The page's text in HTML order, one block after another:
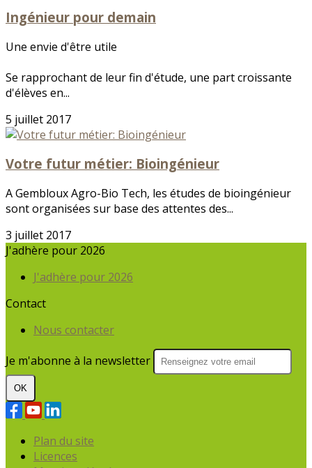
Ingénieur pour demain
Une envie d'être utile
Se rapprochant de leur fin d'étude, une part croissante
d'élèves en...
5 juillet 2017
Votre futur métier: Bioingénieur
A Gembloux Agro-Bio Tech, les études de bioingénieur
sont organisées sur base des attentes des...
3 juillet 2017
J'adhère pour 2026
J'adhère pour 2026
Contact
Nous contacter
Je m'abonne à la newsletter
OK
Plan du site
Licences